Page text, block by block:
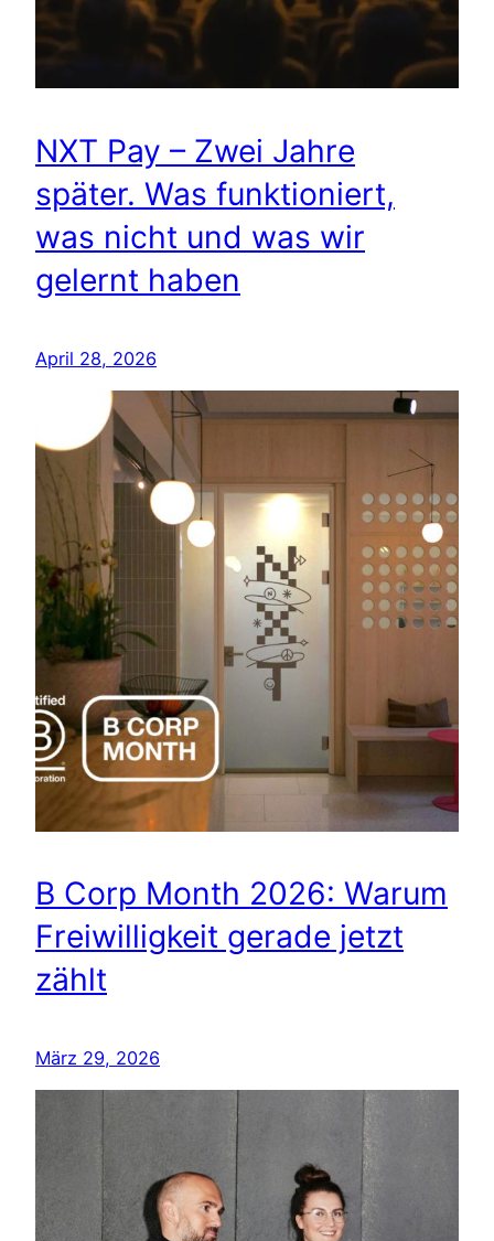
NXT Pay – Zwei Jahre
später. Was funktioniert,
was nicht und was wir
gelernt haben
April 28, 2026
B Corp Month 2026: Warum
Freiwilligkeit gerade jetzt
zählt
März 29, 2026